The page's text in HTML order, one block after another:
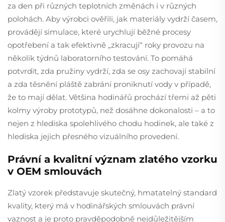
za den při různých teplotních změnách i v různých
polohách. Aby výrobci ověřili, jak materiály vydrží časem,
provádějí simulace, které urychlují běžné procesy
opotřebení a tak efektivně „zkracují“ roky provozu na
několik týdnů laboratorního testování. To pomáhá
potvrdit, zda pružiny vydrží, zda se osy zachovají stabilní
a zda těsnění pláště zabrání proniknutí vody v případě,
že to mají dělat. Většina hodinářů prochází třemi až pěti
kolmy výroby prototypů, než dosáhne dokonalosti – a to
nejen z hlediska spolehlivého chodu hodinek, ale také z
hlediska jejich přesného vizuálního provedení.
Právní a kvalitní význam zlatého vzorku
v OEM smlouvách
Zlatý vzorek představuje skutečný, hmatatelný standard
kvality, který má v hodinářských smlouvách právní
vaznost a je proto pravděpodobně nejdůležitějším